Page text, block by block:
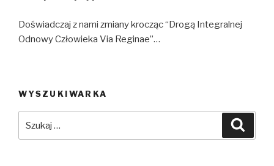
Doświadczaj z nami zmiany krocząc “Drogą Integralnej
Odnowy Człowieka Via Reginae”…
WYSZUKIWARKA